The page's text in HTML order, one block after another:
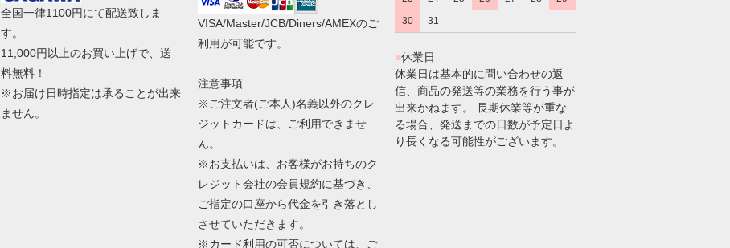
全国一律1100円にて配送致しま
す。
11,000円以上のお買い上げで、送
料無料！
※お届け日時指定は承ることが出来
ません。
VISA/Master/JCB/Diners/AMEXのご
利用が可能です。
注意事項
※ご注文者(ご本人)名義以外のクレ
ジットカードは、ご利用できませ
ん。
※お支払いは、お客様がお持ちのク
レジット会社の会員規約に基づき、
ご指定の口座から代金を引き落とし
させていただきます。
※カード利用の可否については、ご
30
31
■休業日
休業日は基本的に問い合わせの返
信、商品の発送等の業務を行う事が
出来かねます。 長期休業等が重な
る場合、発送までの日数が予定日よ
り長くなる可能性がございます。